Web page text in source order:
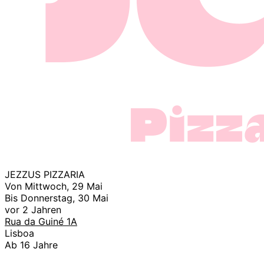
JEZZUS PIZZARIA
Von Mittwoch, 29 Mai
Bis Donnerstag, 30 Mai
vor 2 Jahren
Rua da Guiné 1A
Lisboa
Ab 16 Jahre